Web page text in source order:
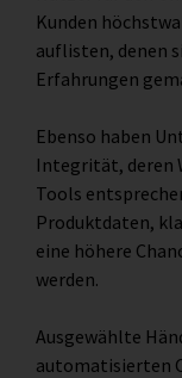
Kunden
auflisten, denen
Erfahrungen
Ebenso haben
Integrität, deren
Tools
Produktdaten,
eine höhere
werden.
Ausgewählte
automatisierten